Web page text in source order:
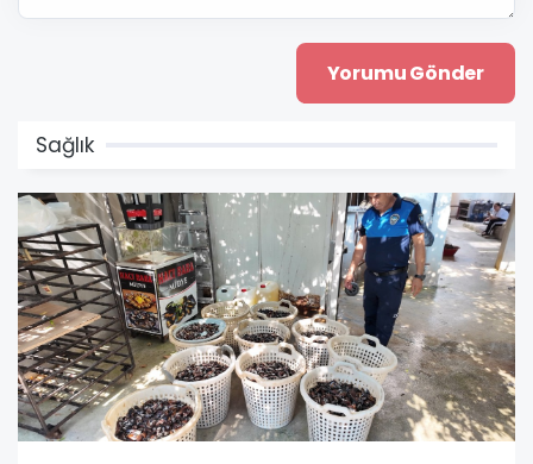
Sağlık